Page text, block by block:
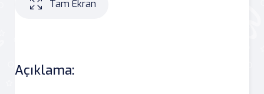
Tam Ekran
Açıklama: